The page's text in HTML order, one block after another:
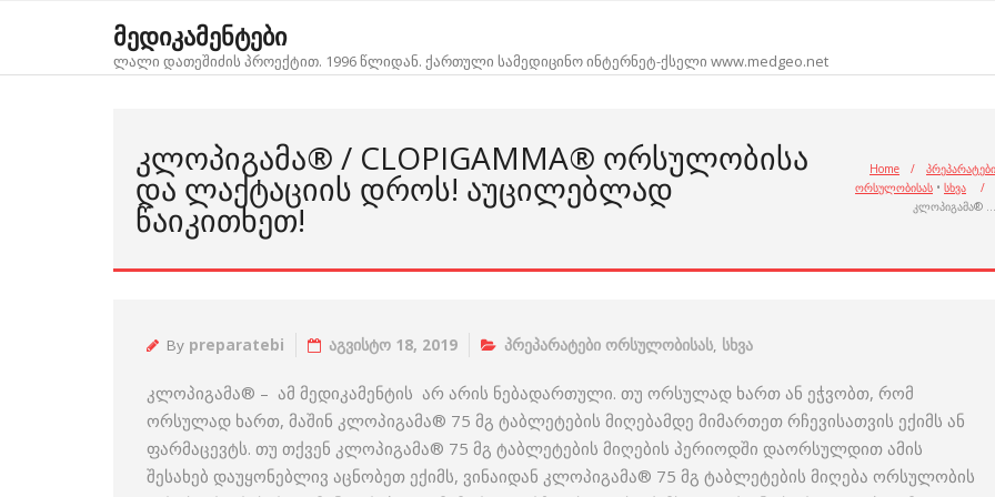
მედიკამენტები
ლალი დათეშიძის პროექტით. 1996 წლიდან. ქართული სამედიცინო ინტერნეტ-ქსელი www.medgeo.net
ᲙᲚᲝᲞᲘᲒᲐᲛᲐ® / CLOPIGAMMA® ᲝᲠᲡᲣᲚᲝᲑᲘᲡᲐ
ᲓᲐ ᲚᲐᲥᲢᲐᲪᲘᲘᲡ ᲓᲠᲝᲡ! ᲐᲣᲪᲘᲚᲔᲑᲚᲐᲓ
ᲬᲐᲘᲙᲘᲗᲮᲔᲗ!
Home /
პრეპარატები
ორსულობისას • სხვა
/
კლოპიგამა® …
By preparatebi აგვისტო 18, 2019 პრეპარატები ორსულობისას, სხვა
კლოპიგამა® – ამ მედიკამენტის არ არის ნებადართული. თუ ორსულად ხართ ან ეჭვობთ, რომ
ორსულად ხართ, მაშინ კლოპიგამა® 75 მგ ტაბლეტების მიღებამდე მიმართეთ რჩევისათვის ექიმს ან
ფარმაცევტს. თუ თქვენ კლოპიგამა® 75 მგ ტაბლეტების მიღების პერიოდში დაორსულდით ამის
შესახებ დაუყონებლივ აცნობეთ ექიმს, ვინაიდან კლოპიგამა® 75 მგ ტაბლეტების მიღება ორსულობის